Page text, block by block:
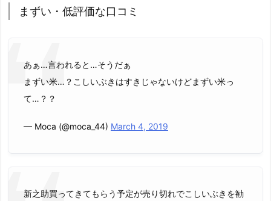
まずい・低評価な口コミ
あぁ…言われると…そうだぁ
まずい米…？こしいぶきはすきじゃないけどまずい米っ
て…？？
— Moca (@moca_44) March 4, 2019
新之助買ってきてもらう予定が売り切れでこしいぶきを勧